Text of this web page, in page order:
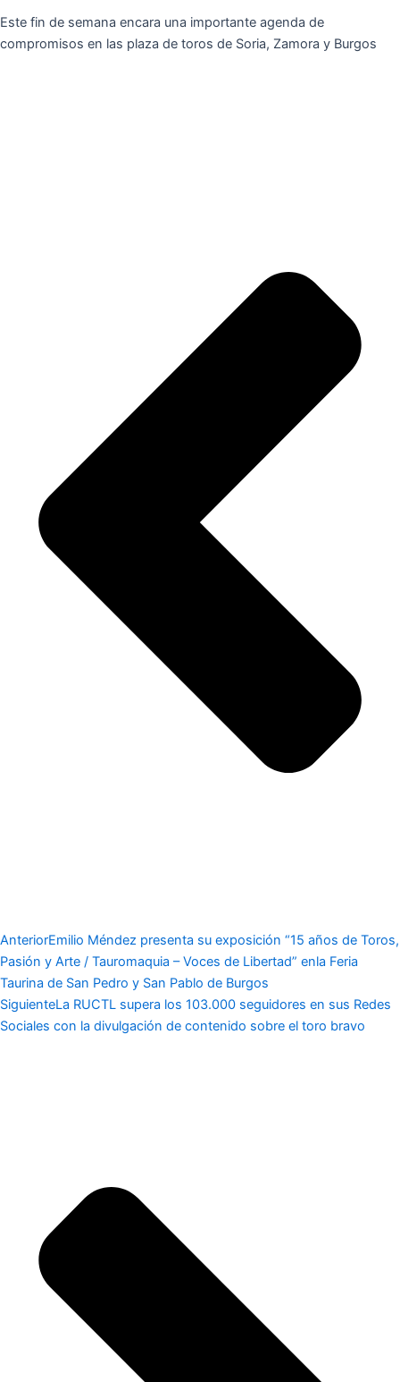
Este fin de semana encara una importante agenda de
compromisos en las plaza de toros de Soria, Zamora y Burgos
AnteriorEmilio Méndez presenta su exposición “15 años de Toros,
Pasión y Arte / Tauromaquia – Voces de Libertad” enla Feria
Taurina de San Pedro y San Pablo de Burgos
SiguienteLa RUCTL supera los 103.000 seguidores en sus Redes
Sociales con la divulgación de contenido sobre el toro bravo